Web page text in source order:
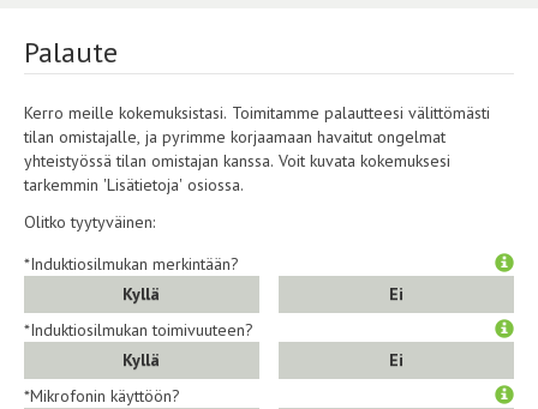
Palaute
Kerro meille kokemuksistasi. Toimitamme palautteesi välittömästi
tilan omistajalle, ja pyrimme korjaamaan havaitut ongelmat
yhteistyössä tilan omistajan kanssa. Voit kuvata kokemuksesi
tarkemmin 'Lisätietoja' osiossa.
Olitko tyytyväinen:
*Induktiosilmukan merkintään?
Kyllä
Ei
*Induktiosilmukan toimivuuteen?
Kyllä
Ei
*Mikrofonin käyttöön?